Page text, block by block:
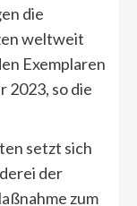
die
weltweit
Exemplaren
2023, so die
setzt sich
der
zum